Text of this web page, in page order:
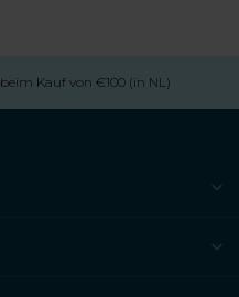
beim Kauf von €100 (in NL)